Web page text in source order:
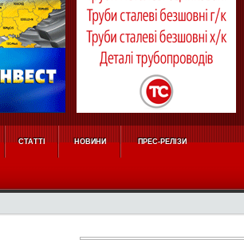
СТАТТІ НОВИНИ ПРЕС-РЕЛІЗИ